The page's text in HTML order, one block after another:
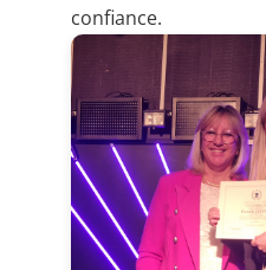
confiance.